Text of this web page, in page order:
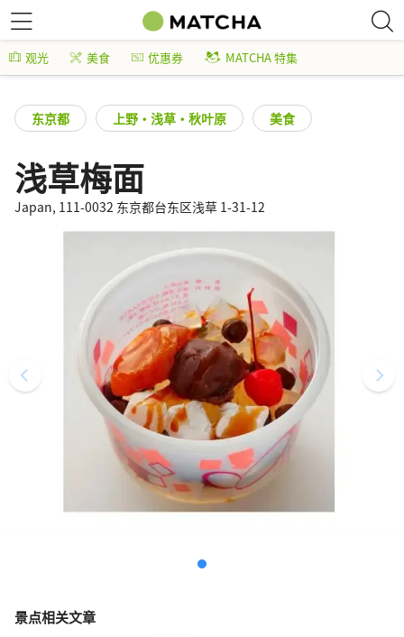
观光 美食 优惠券 MATCHA 特集
东京都 上野・浅草・秋叶原 美食
浅草梅面
Japan, 111-0032 东京都台东区浅草 1-31-12
景点相关文章